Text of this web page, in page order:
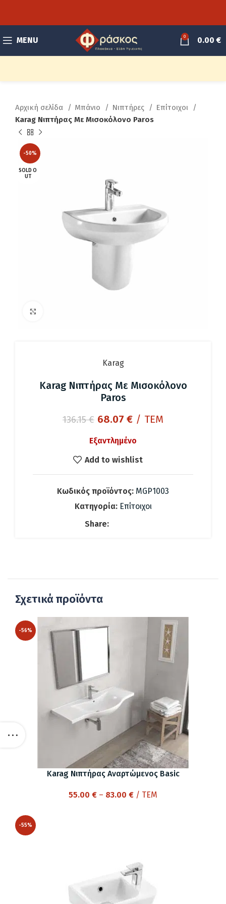
MENU 0 0.00€
Αρχική σελίδα Μπάνιο Νιπτήρες
Επίτοιχοι
Karag Νιπτήρας Με Μισοκόλονο Paros
-50%
SOLD O
UT
Karag
Karag Νιπτήρας Με Μισοκόλονο
Paros
136.15€ Original
was:
136.15 €.
68.07 €Η
τιμή
είναι:
/ ΤΕΜ
Εξαντλημένο
Add to wishlist
Κωδικός προϊόντος: MGP1003
Κατηγορία: Επίτοιχοι
Share:
Σχετικά προϊόντα
-56%
Karag Νιπτήρας Αναρτώμενος Basic
55.00 € – 83.00 €Price
/ ΤΕΜ
-55%